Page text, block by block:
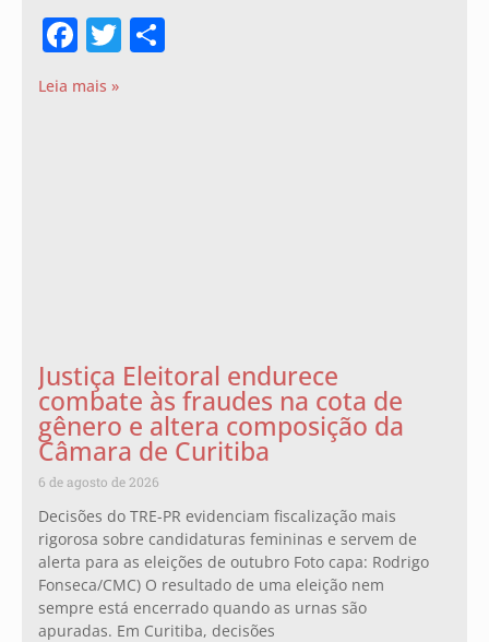
Facebook
Twitter
Leia mais »
Justiça Eleitoral endurece
combate às fraudes na cota de
gênero e altera composição da
Câmara de Curitiba
6 de agosto de 2026
Decisões do TRE-PR evidenciam fiscalização mais
rigorosa sobre candidaturas femininas e servem de
alerta para as eleições de outubro Foto capa: Rodrigo
Fonseca/CMC) O resultado de uma eleição nem
sempre está encerrado quando as urnas são
apuradas. Em Curitiba, decisões